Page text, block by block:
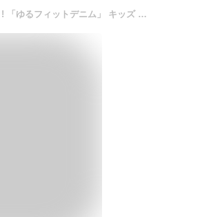
26日23:59まで全品10%offクーポンあり! 「ゆるフィットデニム」 キッズ デニムパンツ ダンス 衣装 専門 デニム パンツ 白 韓国 ジーンズ ジーパン ゆったり ダボダボ 練習着 ボトムス ズボン ブルー レッスン着 綿100% 子ども 青 黒 ブルー ブラック 男の子 女の子